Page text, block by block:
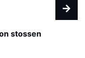
stossen